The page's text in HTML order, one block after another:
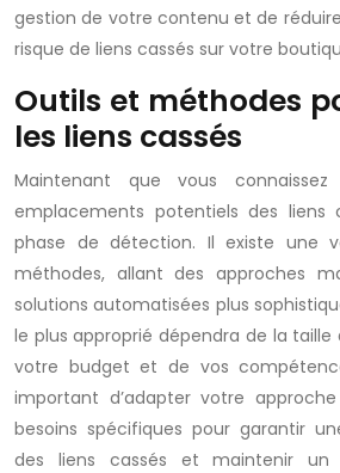
gestion de votre contenu et de
risque de liens cassés sur votre
Outils et méthodes
les liens cassés
Maintenant que vous
emplacements potentiels des liens
phase de détection. Il existe une
méthodes, allant des approches
solutions automatisées plus
le plus approprié dépendra de la
votre budget et de vos
important d’adapter votre
besoins spécifiques pour garantir
des liens cassés et maintenir un